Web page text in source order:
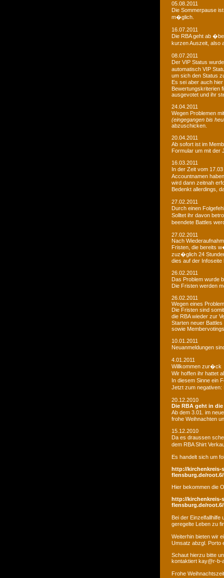
05.08.2011
Die Sommerpause
m�glich.
16.07.2011
Die RBA geht ab
kurzen Auszeit, also
08.07.2011
Der VIP Status
automatisch VIP
um sich den Status
Es sei aber auch
Bewertungskriterien
ausgevotet und ihr
24.04.2011
Wegen Problemen
(eingegangen bis
abzuschicken.
20.04.2011
Ab sofort ist im
Formular um mit der
16.03.2011
In der Zeit vom
Accountnamen
wird dann zeitnah
Bedenkt allerdings,
27.02.2011
Durch einen
Solltet ihr davon
beendete Battles
27.02.2011
Nach
Fristen, die bereits
zuz�glich 24
dies auf der
26.02.2011
Das Problem wurde
Die Fristen werden
26.02.2011
Wegen eines
Die Fristen sind
die RBA wieder zur
Starten neuer Battles
sowie
10.01.2011
Neuanmeldungen
4.01.2011
Willkommen zur�ck
Wir hoffen ihr hattet
In diesem Sinne ein
Jetzt zum negativen:
20.12.2010
Die RBA geht in
Ab dem 3.01. im
frohe Weihnachten
15.12.2010
Da es draussen
dem RBA Shirt
Es handelt sich um
http://kirchenkreis-
flensburg.de/
Hier bekommen die
http://kirchenkreis-
flensburg.de/
Bei der
geregelte Leben zu
Weiterhin bieten wir
Umsatz abzgl. Porto
Schaut hierzu bitte
kontaktiert kay@r-b-
Frohe